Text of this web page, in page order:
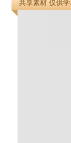
共享素材 仅供学